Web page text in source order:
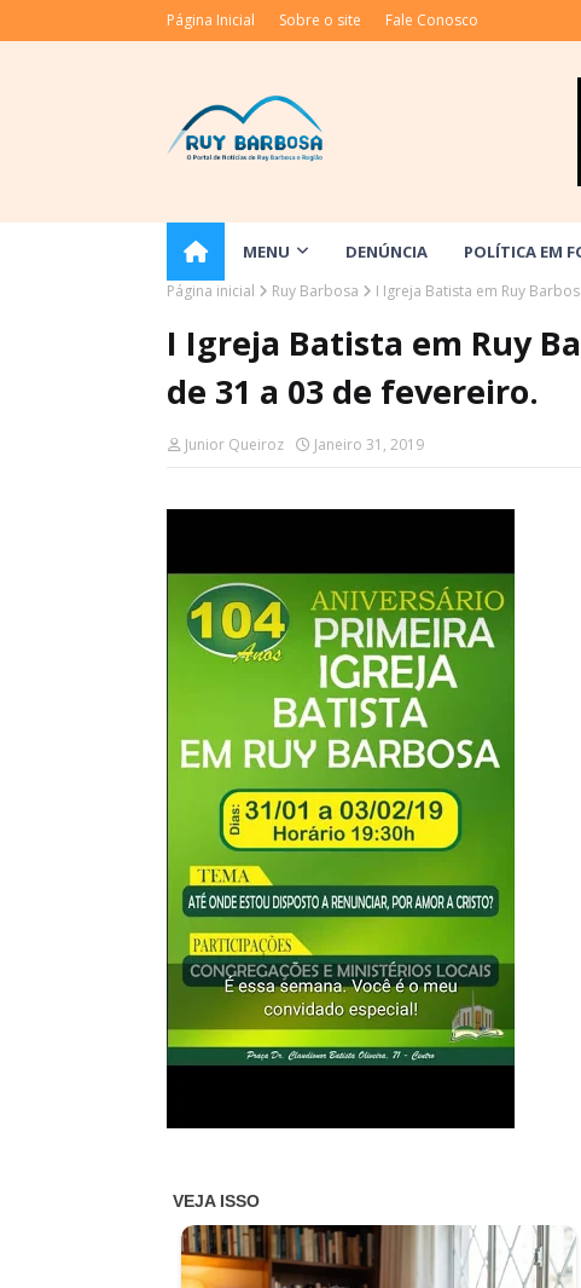
Página Inicial Sobre o site Fale Conosco
MENU DENÚNCIA POLÍTICA EM
Página inicial Ruy Barbosa I Igreja Batista em Ruy
I Igreja Batista em Ruy
de 31 a 03 de fevereiro.
Junior Queiroz Janeiro 31, 2019